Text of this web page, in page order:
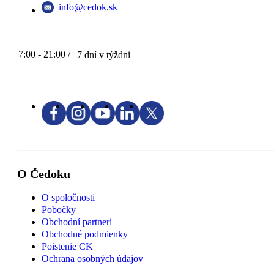
info@cedok.sk
7:00 - 21:00 / 7 dní v týždni
O Čedoku
O spoločnosti
Pobočky
Obchodní partneri
Obchodné podmienky
Poistenie CK
Ochrana osobných údajov